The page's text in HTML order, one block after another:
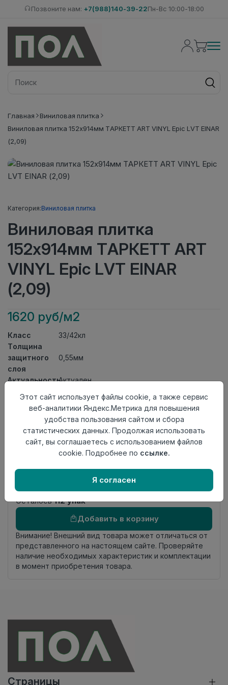
Позвоните нам: +7(988)140-39-22Пн-Вс 10:00-18:00
Главная
Виниловая плитка
Виниловая плитка 152x914мм ТАРКЕТТ ART VINYL Epic LVT EINAR
(2,09)
Категория:Виниловая плитка
Виниловая плитка
152x914мм ТАРКЕТТ ART
VINYL Epic LVT EINAR
(2,09)
1620 руб/м2
Класс
33/42кл
Толщина
защитного
слоя
0,55мм
АктуальностьАктуален
Размер
доски
152x914мм
Теплый пол
до +27 градусов
Способ
укладки
На клей
4-х сторонняя фаска
Страна
Осталось112 упак
Добавить в корзину
Внимание! Внешний вид товара может отличаться от
представленного на настоящем сайте. Проверяйте
наличие необходимых характеристик и комплектации
в момент приобретения товара.
Страницы
Этот сайт использует файлы cookie, а также сервис
веб-аналитики Яндекс.Метрика для повышения
удобства пользования сайтом и сбора
статистических данных. Продолжая использовать
сайт, вы соглашаетесь с использованием файлов
cookie. Подробнее по ссылке.
Я согласен